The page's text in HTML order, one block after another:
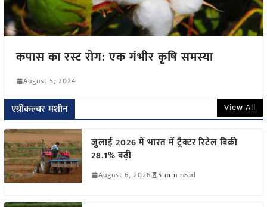
कपास का रस्ट रोग: एक गंभीर कृषि समस्या
August 5, 2024
एग्रीकल्चर मशीन View All
जुलाई 2026 में भारत में ट्रैक्टर रिटेल बिक्री
28.1% बढ़ी
August 6, 2026 5 min read